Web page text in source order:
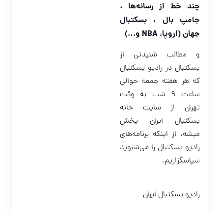
چند خط از رسانه‌ها ،
جامپ بال ، بسکتبال
جهان (اروپا، NBA و…)
و مطالب شنیدنى از
بسکتبال در رادیو بسکتبال
که هر هفته جمعه حوالی
ساعت ۹ شب به وقت
تهران از سایت خانه
بسکتبال ایران پخش
میشه، از اینکه برنامه‌های
رادیو بسکتبال را می‌شنوید
سپاسگزاریم.
رادیو بسکتبال ایران